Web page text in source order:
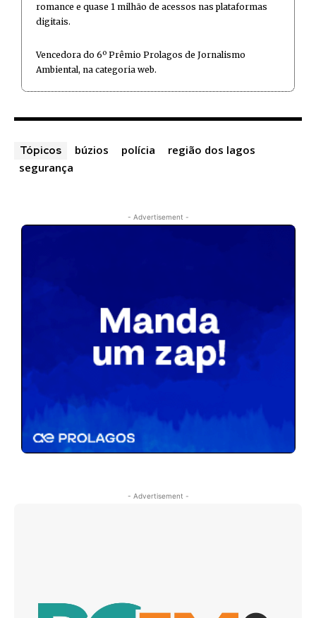
romance e quase 1 milhão de acessos nas plataformas
digitais.
Vencedora do 6º Prêmio Prolagos de Jornalismo
Ambiental, na categoria web.
Tópicos búzios polícia
região dos lagos
segurança
- Advertisement -
- Advertisement -